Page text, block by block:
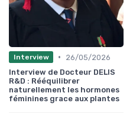
Interview •
26/05/2026
Interview de Docteur DELIS
R&D : Rééquilibrer
naturellement les hormones
féminines grace aux plantes